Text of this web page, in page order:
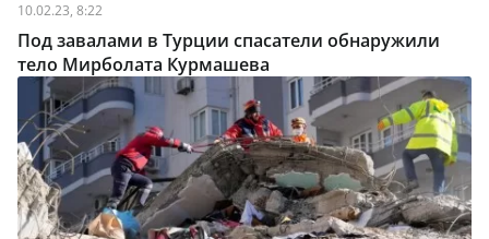
10.02.23, 8:22
Под завалами в Турции спасатели обнаружили
тело Мирболата Курмашева